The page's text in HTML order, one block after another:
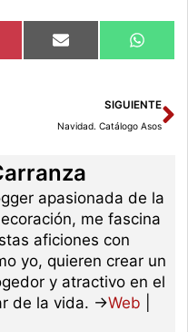
Compartir
en
Email
en
SIGUIENTE
Navidad. Catálogo Asos
apasionada de la
me fascina
aficiones con
yo, quieren crear un
y atractivo en el
de la vida. →Web